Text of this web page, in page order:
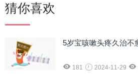
猜你喜欢
5岁宝咳嗽头疼久治不
181 2024-11-29